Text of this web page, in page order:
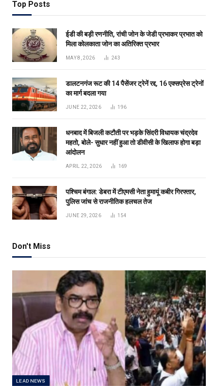
Top Posts
ईडी की बड़ी रणनीति, रांची जोन के जेडी प्रभाकर प्रभात को
मिला कोलकाता जोन का अतिरिक्त प्रभार
MAY 8, 2026 243
डालटनगंज रूट की 14 पैसेंजर ट्रेनें रद्द, 16 एक्सप्रेस ट्रेनों
का मार्ग बदला गया
JUNE 22, 2026 196
धनबाद में बिजली कटौती पर भड़के सिंदरी विधायक चंद्रदेव
महतो, बोले- सुधार नहीं हुआ तो डीवीसी के खिलाफ होगा बड़ा
आंदोलन
APRIL 22, 2026 169
पश्चिम बंगाल: डेबरा में टीएमसी नेता हुमायूं कबीर गिरफ्तार,
पुलिस जांच से राजनीतिक हलचल तेज
JUNE 29, 2026 154
Don't Miss
LEAD NEWS